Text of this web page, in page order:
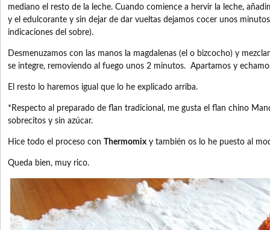
mediano el resto de la leche. Cuando comience a hervir la leche,
y el edulcorante y sin dejar de dar vueltas dejamos cocer unos
indicaciones del sobre).
Desmenuzamos con las manos la magdalenas (el o bizcocho) y
se integre, removiendo al fuego unos 2 minutos. Apartamos y
El resto lo haremos igual que lo he explicado arriba.
*Respecto al preparado de flan tradicional, me gusta el flan chino
sobrecitos y sin azúcar.
Hice todo el proceso con Thermomix y también os lo he puesto al
Queda bien, muy rico.